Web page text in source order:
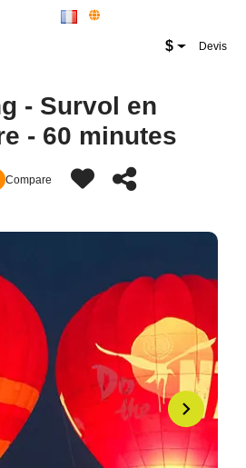
$ Devis
- Survol en
- 60 minutes
Compare